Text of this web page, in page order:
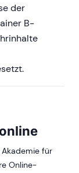
der
B-
Akademie für
Online-